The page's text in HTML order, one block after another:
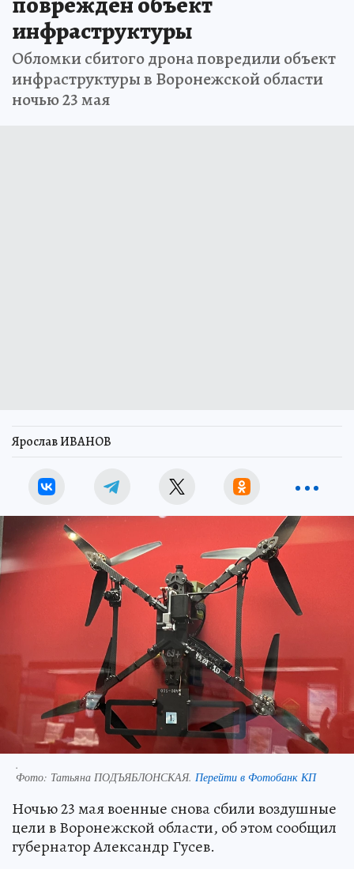
инфраструктуры
Обломки сбитого дрона повредили объект
инфраструктуры в Воронежской области
ночью 23 мая
Ярослав ИВАНОВ
.
Фото: Татьяна ПОДЪЯБЛОНСКАЯ. Перейти в Фотобанк КП
Ночью 23 мая военные снова сбили воздушные
цели в Воронежской области, об этом сообщил
губернатор Александр Гусев.